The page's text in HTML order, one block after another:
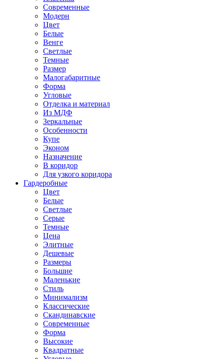
Современные
Модерн
Цвет
Белые
Венге
Светлые
Темные
Размер
Малогабаритные
Форма
Угловые
Отделка и материал
Из МДФ
Зеркальные
Особенности
Купе
Эконом
Назначение
В коридор
Для узкого коридора
Гардеробные
Цвет
Белые
Светлые
Серые
Темные
Цена
Элитные
Дешевые
Размеры
Большие
Маленькие
Стиль
Минимализм
Классические
Скандинавские
Современные
Форма
Высокие
Квадратные